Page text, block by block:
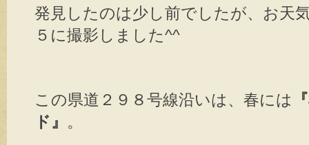
発見したのは少し前でしたが、お天
５に撮影しました^^
この県道２９８号線沿いは、春には
ド』 。